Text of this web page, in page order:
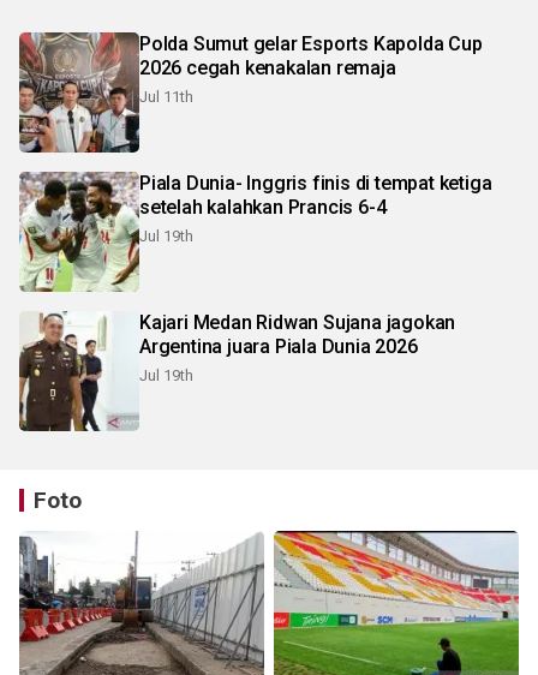
Polda Sumut gelar Esports Kapolda Cup
2026 cegah kenakalan remaja
Jul 11th
Piala Dunia- Inggris finis di tempat ketiga
setelah kalahkan Prancis 6-4
Jul 19th
Kajari Medan Ridwan Sujana jagokan
Argentina juara Piala Dunia 2026
Jul 19th
Foto